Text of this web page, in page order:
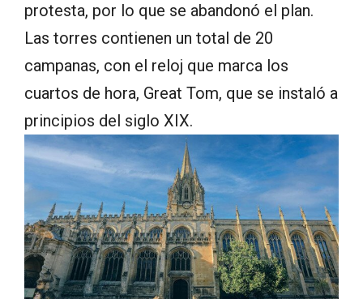
protesta, por lo que se abandonó el plan.
Las torres contienen un total de 20
campanas, con el reloj que marca los
cuartos de hora, Great Tom, que se instaló a
principios del siglo XIX.